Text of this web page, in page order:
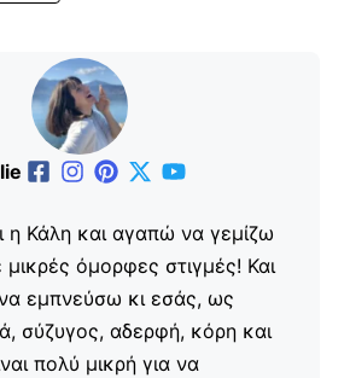
η Κάλη και αγαπώ να γεμίζω
όμορφες στιγμές! Και
να εμπνεύσω κι εσάς, ως
σύζυγος, αδερφή, κόρη και
πολύ μικρή για να